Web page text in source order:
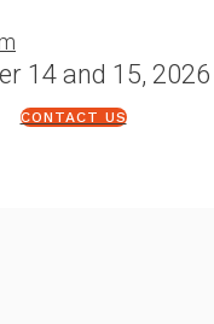
14 and 15, 2026
CONTACT US